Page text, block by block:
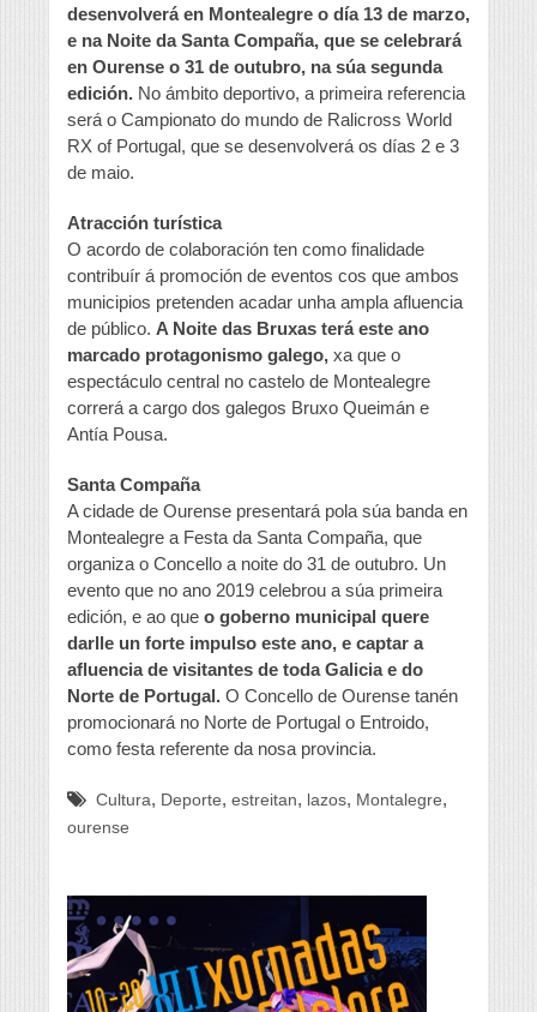
desenvolverá en Montealegre o día 13 de marzo,
e na Noite da Santa Compaña, que se celebrará
en Ourense o 31 de outubro, na súa segunda
edición. No ámbito deportivo, a primeira referencia
será o Campionato do mundo de Ralicross World
RX of Portugal, que se desenvolverá os días 2 e 3
de maio.
Atracción turística
O acordo de colaboración ten como finalidade
contribuír á promoción de eventos cos que ambos
municipios pretenden acadar unha ampla afluencia
de público. A Noite das Bruxas terá este ano
marcado protagonismo galego, xa que o
espectáculo central no castelo de Montealegre
correrá a cargo dos galegos Bruxo Queimán e
Antía Pousa.
Santa Compaña
A cidade de Ourense presentará pola súa banda en
Montealegre a Festa da Santa Compaña, que
organiza o Concello a noite do 31 de outubro. Un
evento que no ano 2019 celebrou a súa primeira
edición, e ao que o goberno municipal quere
darlle un forte impulso este ano, e captar a
afluencia de visitantes de toda Galicia e do
Norte de Portugal. O Concello de Ourense tanén
promocionará no Norte de Portugal o Entroido,
como festa referente da nosa provincia.
Cultura, Deporte, estreitan, lazos, Montalegre,
ourense